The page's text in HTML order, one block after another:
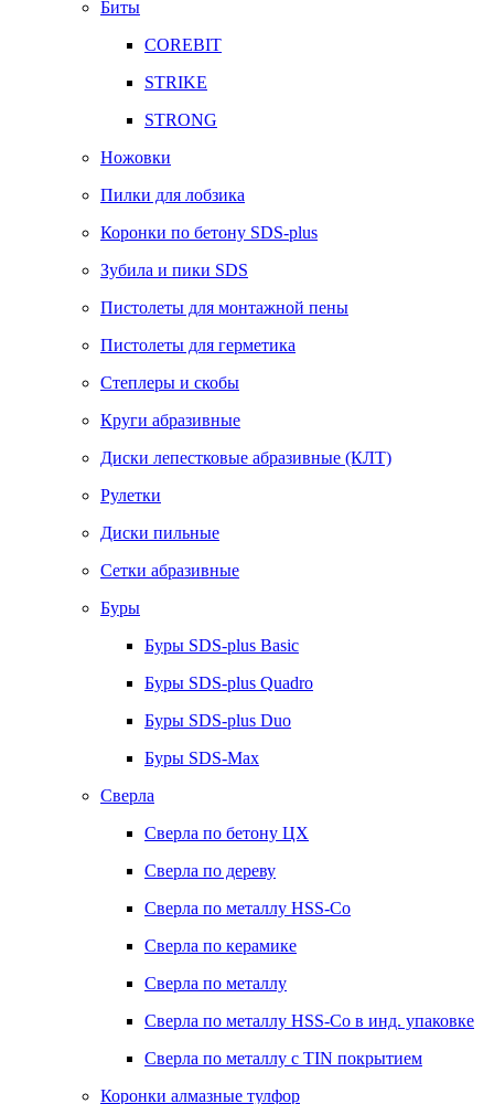
Биты
COREBIT
STRIKE
STRONG
Ножовки
Пилки для лобзика
Коронки по бетону SDS-plus
Зубила и пики SDS
Пистолеты для монтажной пены
Пистолеты для герметика
Степлеры и скобы
Круги абразивные
Диски лепестковые абразивные (КЛТ)
Рулетки
Диски пильные
Сетки абразивные
Буры
Буры SDS-plus Basic
Буры SDS-plus Quadro
Буры SDS-plus Duo
Буры SDS-Max
Сверла
Сверла по бетону ЦХ
Сверла по дереву
Сверла по металлу HSS-Co
Сверла по керамике
Сверла по металлу
Сверла по металлу HSS-Co в инд. упаковке
Сверла по металлу с TIN покрытием
Коронки алмазные тулфор